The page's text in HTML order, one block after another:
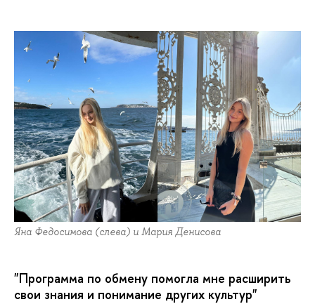
Яна Федосимова (слева) и Мария Денисова
"Программа по обмену помогла мне расширить
свои знания и понимание других культур"